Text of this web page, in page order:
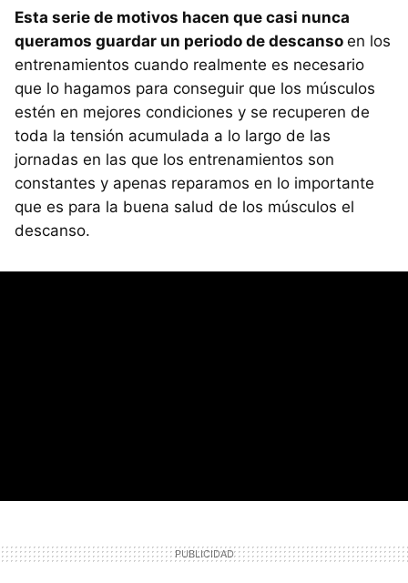
Esta serie de motivos hacen que casi nunca
queramos guardar un periodo de descanso en los
entrenamientos cuando realmente es necesario
que lo hagamos para conseguir que los músculos
estén en mejores condiciones y se recuperen de
toda la tensión acumulada a lo largo de las
jornadas en las que los entrenamientos son
constantes y apenas reparamos en lo importante
que es para la buena salud de los músculos el
descanso.